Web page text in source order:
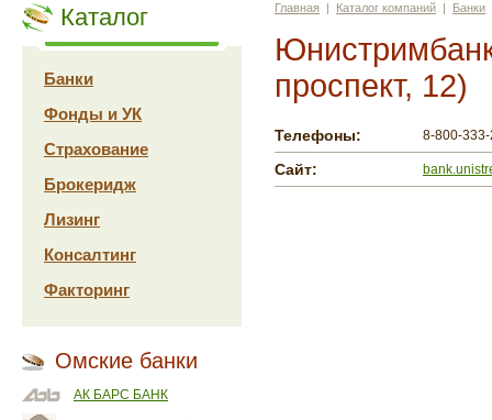
Каталог
Банки
Фонды и УК
Страхование
Брокеридж
Лизинг
Консалтинг
Факторинг
Омские банки
АК БАРС БАНК
Главная | Каталог компаний | Банки
проспект, 12)
Телефоны: 8-800-
Сайт: